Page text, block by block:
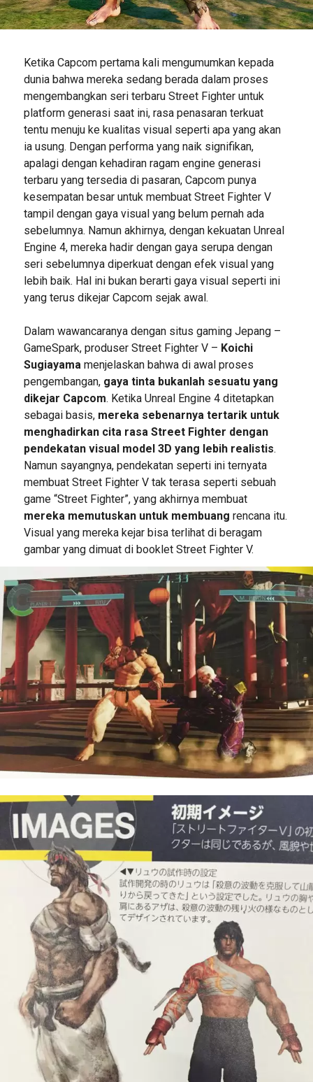
Ketika Capcom pertama kali mengumumkan kepada
dunia bahwa mereka sedang berada dalam proses
mengembangkan seri terbaru Street Fighter untuk
platform generasi saat ini, rasa penasaran terkuat
tentu menuju ke kualitas visual seperti apa yang akan
ia usung. Dengan performa yang naik signifikan,
apalagi dengan kehadiran ragam engine generasi
terbaru yang tersedia di pasaran, Capcom punya
kesempatan besar untuk membuat Street Fighter V
tampil dengan gaya visual yang belum pernah ada
sebelumnya. Namun akhirnya, dengan kekuatan Unreal
Engine 4, mereka hadir dengan gaya serupa dengan
seri sebelumnya diperkuat dengan efek visual yang
lebih baik. Hal ini bukan berarti gaya visual seperti ini
yang terus dikejar Capcom sejak awal.
Dalam wawancaranya dengan situs gaming Jepang –
GameSpark, produser Street Fighter V – Koichi
Sugiayama menjelaskan bahwa di awal proses
pengembangan, gaya tinta bukanlah sesuatu yang
dikejar Capcom. Ketika Unreal Engine 4 ditetapkan
sebagai basis, mereka sebenarnya tertarik untuk
menghadirkan cita rasa Street Fighter dengan
pendekatan visual model 3D yang lebih realistis.
Namun sayangnya, pendekatan seperti ini ternyata
membuat Street Fighter V tak terasa seperti sebuah
game “Street Fighter”, yang akhirnya membuat
mereka memutuskan untuk membuang rencana itu.
Visual yang mereka kejar bisa terlihat di beragam
gambar yang dimuat di booklet Street Fighter V.